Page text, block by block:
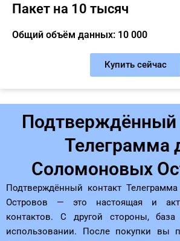
Пакет на 10 тысяч
Общий объём данных: 10 000
Купить сейчас
Подтверждённый
Телеграмма
Соломоновых
Подтверждённый контакт
Островов — это настоящая и
контактов. С другой стороны,
использовании. После покупки вы